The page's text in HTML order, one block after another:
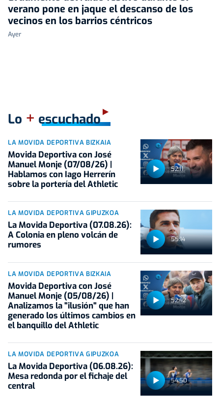
verano pone en jaque el descanso de los
vecinos en los barrios céntricos
Ayer
Lo + escuchado
52:11
LA MOVIDA DEPORTIVA BIZKAIA
Movida Deportiva con José
Manuel Monje (07/08/26) |
Hablamos con Iago Herrerín
sobre la portería del Athletic
55:14
LA MOVIDA DEPORTIVA GIPUZKOA
La Movida Deportiva (07.08.26):
A Colonia en pleno volcán de
rumores
52:42
LA MOVIDA DEPORTIVA BIZKAIA
Movida Deportiva con José
Manuel Monje (05/08/26) |
Analizamos la "ilusión" que han
generado los últimos cambios en
el banquillo del Athletic
54:50
LA MOVIDA DEPORTIVA GIPUZKOA
La Movida Deportiva (06.08.26):
Mesa redonda por el fichaje del
central